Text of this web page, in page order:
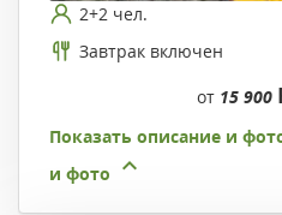
2+2 чел.
Завтрак включен
от 15 900
Показать описание и
и фото